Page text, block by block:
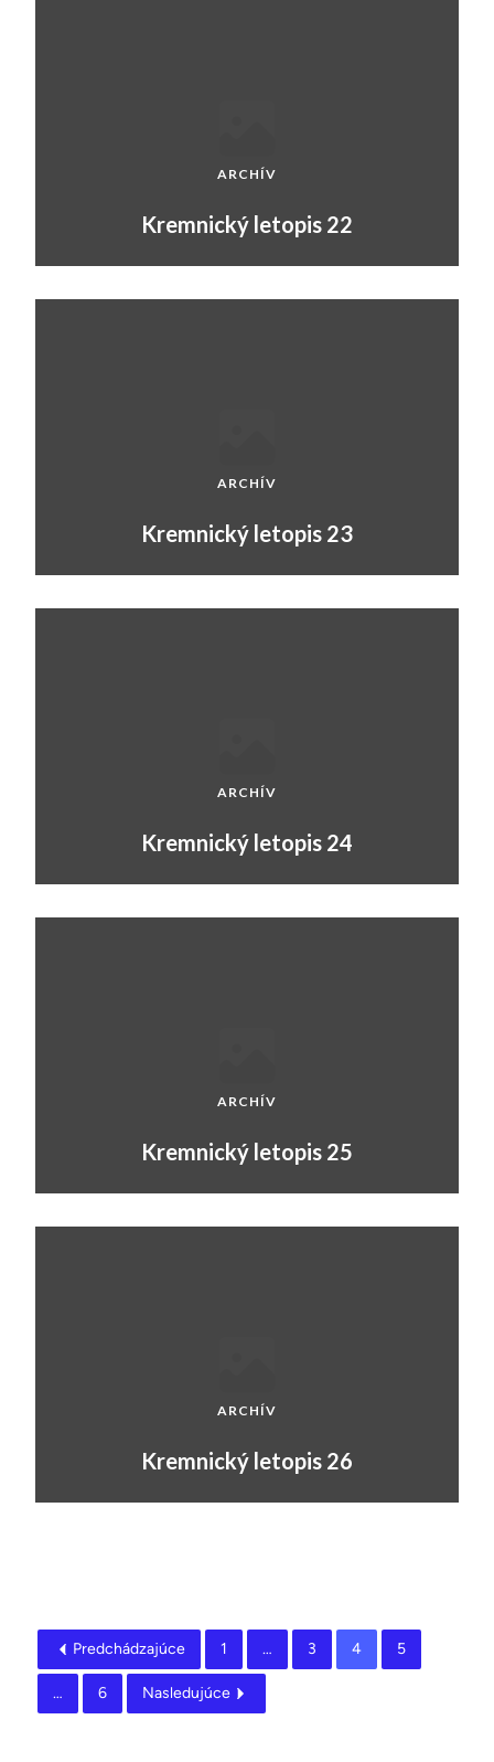
ARCHÍV
Kremnický letopis 22
ARCHÍV
Kremnický letopis 23
ARCHÍV
Kremnický letopis 24
ARCHÍV
Kremnický letopis 25
ARCHÍV
Kremnický letopis 26
Predchádzajúce 1 … 3 4 5
… 6 Nasledujúce